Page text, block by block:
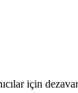
için